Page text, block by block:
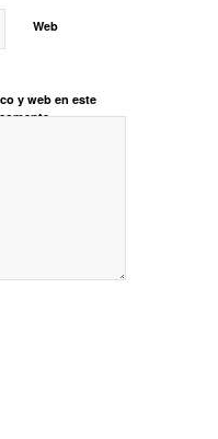
Web
y web en este